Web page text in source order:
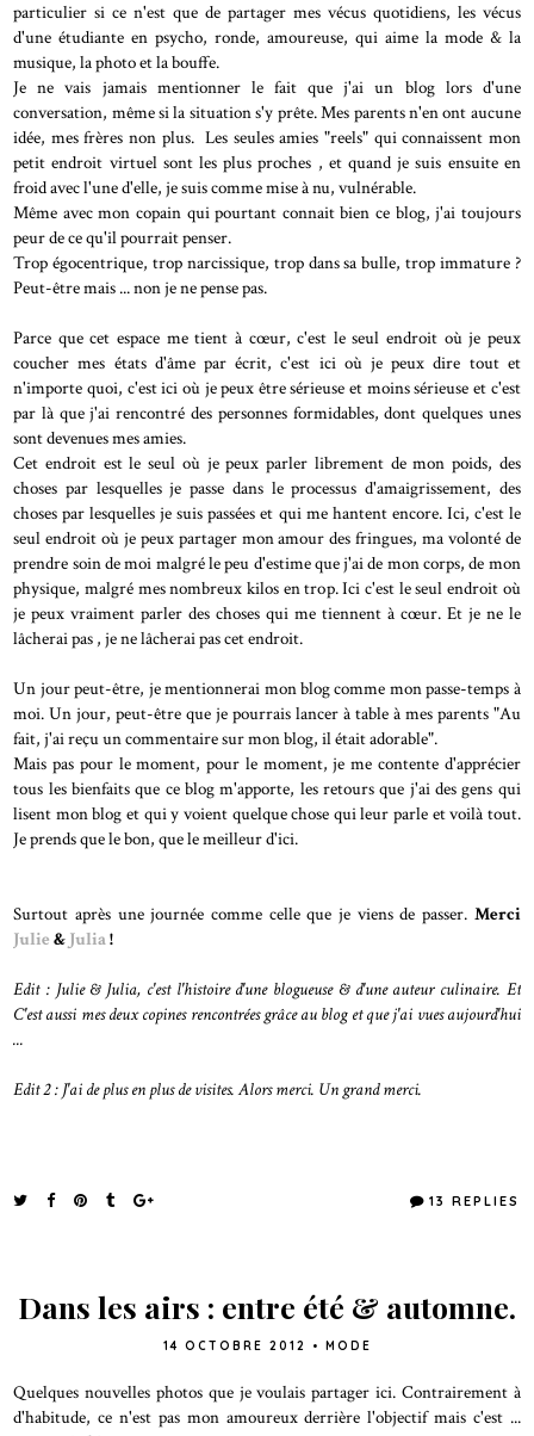
particulier si ce n'est que de partager mes vécus quotidiens, les vécus
d'une étudiante en psycho, ronde, amoureuse, qui aime la mode & la
musique, la photo et la bouffe.
Je ne vais jamais mentionner le fait que j'ai un blog lors d'une
conversation, même si la situation s'y prête. Mes parents n'en ont aucune
idée, mes frères non plus. Les seules amies "reels" qui connaissent mon
petit endroit virtuel sont les plus proches , et quand je suis ensuite en
froid avec l'une d'elle, je suis comme mise à nu, vulnérable.
Même avec mon copain qui pourtant connait bien ce blog, j'ai toujours
peur de ce qu'il pourrait penser.
Trop égocentrique, trop narcissique, trop dans sa bulle, trop immature ?
Peut-être mais ... non je ne pense pas.
Parce que cet espace me tient à cœur, c'est le seul endroit où je peux
coucher mes états d'âme par écrit, c'est ici où je peux dire tout et
n'importe quoi, c'est ici où je peux être sérieuse et moins sérieuse et c'est
par là que j'ai rencontré des personnes formidables, dont quelques unes
sont devenues mes amies.
Cet endroit est le seul où je peux parler librement de mon poids, des
choses par lesquelles je passe dans le processus d'amaigrissement, des
choses par lesquelles je suis passées et qui me hantent encore. Ici, c'est le
seul endroit où je peux partager mon amour des fringues, ma volonté de
prendre soin de moi malgré le peu d'estime que j'ai de mon corps, de mon
physique, malgré mes nombreux kilos en trop. Ici c'est le seul endroit où
je peux vraiment parler des choses qui me tiennent à cœur. Et je ne le
lâcherai pas , je ne lâcherai pas cet endroit.
Un jour peut-être, je mentionnerai mon blog comme mon passe-temps à
moi. Un jour, peut-être que je pourrais lancer à table à mes parents "Au
fait, j'ai reçu un commentaire sur mon blog, il était adorable".
Mais pas pour le moment, pour le moment, je me contente d'apprécier
tous les bienfaits que ce blog m'apporte, les retours que j'ai des gens qui
lisent mon blog et qui y voient quelque chose qui leur parle et voilà tout.
Je prends que le bon, que le meilleur d'ici.
Surtout après une journée comme celle que je viens de passer. Merci
Julie & Julia!
Edit : Julie & Julia, c'est l'histoire d'une blogueuse & d'une auteur culinaire. Et
C'est aussi mes deux copines rencontrées grâce au blog et que j'ai vues aujourd'hui
...
Edit 2 : J'ai de plus en plus de visites. Alors merci. Un grand merci.
13 REPLIES
Dans les airs : entre été & automne.
14 OCTOBRE 2012 • MODE
Quelques nouvelles photos que je voulais partager ici. Contrairement à
d'habitude, ce n'est pas mon amoureux derrière l'objectif mais c'est ...